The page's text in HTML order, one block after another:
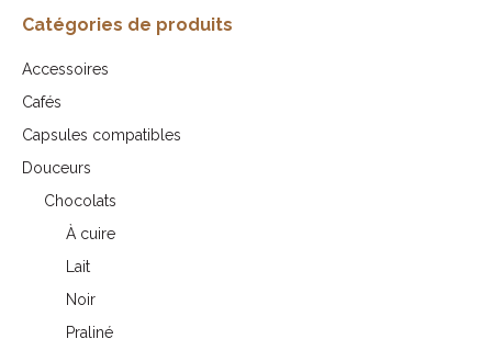
Catégories de produits
Accessoires
Cafés
Capsules compatibles
Douceurs
Chocolats
À cuire
Lait
Noir
Praliné